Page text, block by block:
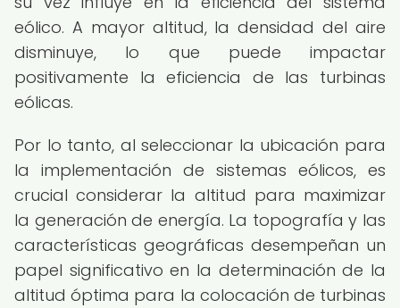
eólico. A mayor altitud, la densidad del aire
disminuye, lo que puede impactar
positivamente la eficiencia de las turbinas
eólicas.
Por lo tanto, al seleccionar la ubicación para
la implementación de sistemas eólicos, es
crucial considerar la altitud para maximizar
la generación de energía. La topografía y las
características geográficas desempeñan un
papel significativo en la determinación de la
altitud óptima para la colocación de turbinas